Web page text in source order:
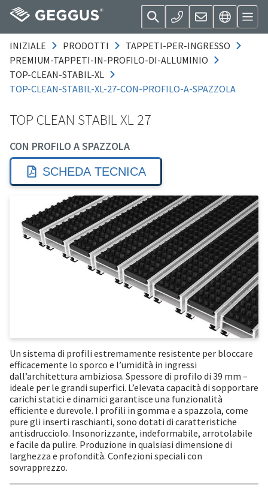
INIZIALE PRODOTTI
TAPPETI-PER-INGRESSO
PREMIUM-TAPPETI-IN-PROFILO-DI-ALLUMINIO
TOP-CLEAN-STABIL-XL
TOP-CLEAN-STABIL-XL-27-CON-PROFILO-A-SPAZZOLA
TOP CLEAN STABIL XL 27
CON PROFILO A SPAZZOLA
SCHEDA TECNICA
Un sistema di profili estremamente resistente per bloccare
efficacemente lo sporco e l’umidità in ingressi
dall’architettura ambiziosa. Spessore di profilo di 39 mm –
ideale per le grandi superfici. L’elevata capacità di sopportare
carichi statici e dinamici garantisce una funzionalità
efficiente e durevole. I profili in gomma e a spazzola, come
pure gli inserti raschianti, sono dotati di caratteristiche
antisdrucciolo. Insonorizzante, indeformabile, arrotolabile
e facile da pulire. Produzione in qualsiasi dimensione di
larghezza e profondità. Confezioni speciali con
sovrapprezzo.